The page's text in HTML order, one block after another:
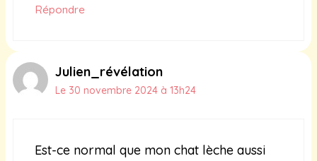
Répondre
Julien_révélation
Le 30 novembre 2024 à 13h24
Est-ce normal que mon chat lèche aussi